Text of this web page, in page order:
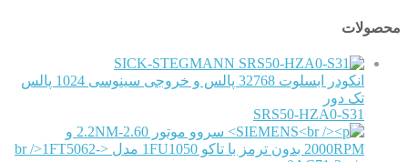
محصولات
SICK-STEGMANN
انکودر ابسلوت 32768 پالس و خروجی سینوسی 1024 پالس
تک دور
SRS50-HZA0-S31